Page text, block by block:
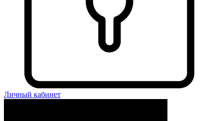
Личный кабинет